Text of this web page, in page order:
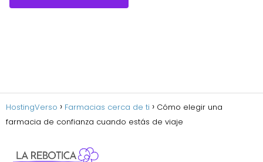
HostingVerso Farmacias cerca de ti
Cómo elegir una
farmacia de confianza cuando estás de viaje